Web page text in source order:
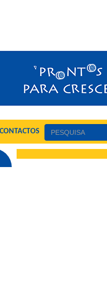
CONTACTOS